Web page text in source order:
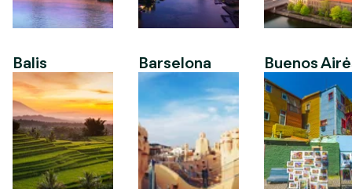
Balis Barselona Buenos